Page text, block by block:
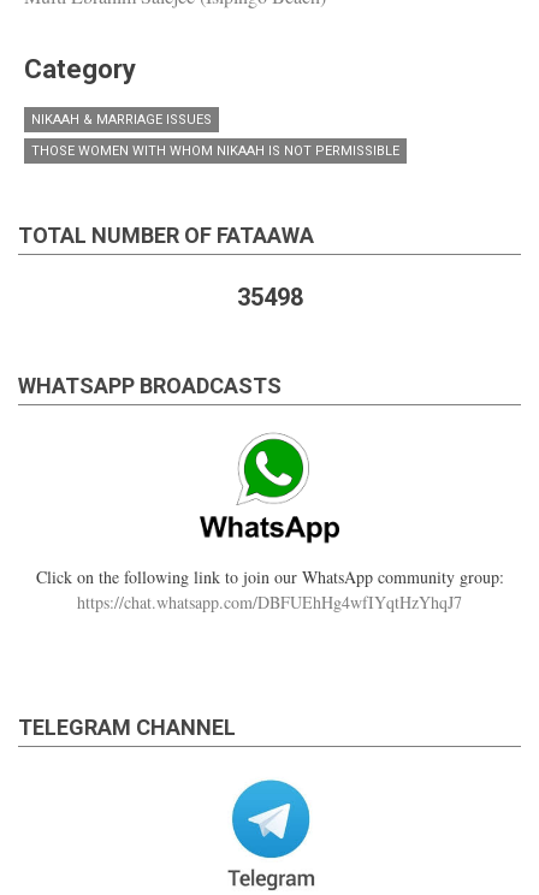
Category
NIKAAH & MARRIAGE ISSUES
THOSE WOMEN WITH WHOM NIKAAH IS NOT PERMISSIBLE
TOTAL NUMBER OF FATAAWA
35498
WHATSAPP BROADCASTS
Click on the following link to join our WhatsApp community group:
https://chat.whatsapp.com/DBFUEhHg4wfIYqtHzYhqJ7
TELEGRAM CHANNEL